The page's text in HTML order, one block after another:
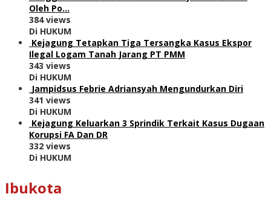
Oleh Po…
384 views
Di HUKUM
Kejagung Tetapkan Tiga Tersangka Kasus Ekspor
Ilegal Logam Tanah Jarang PT PMM
343 views
Di HUKUM
Jampidsus Febrie Adriansyah Mengundurkan Diri
341 views
Di HUKUM
Kejagung Keluarkan 3 Sprindik Terkait Kasus Dugaan
Korupsi FA Dan DR
332 views
Di HUKUM
Ibukota